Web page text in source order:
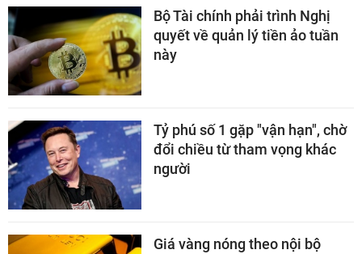
Bộ Tài chính phải trình Nghị
quyết về quản lý tiền ảo tuần
này
Tỷ phú số 1 gặp "vận hạn", chờ
đổi chiều từ tham vọng khác
người
Giá vàng nóng theo nội bộ